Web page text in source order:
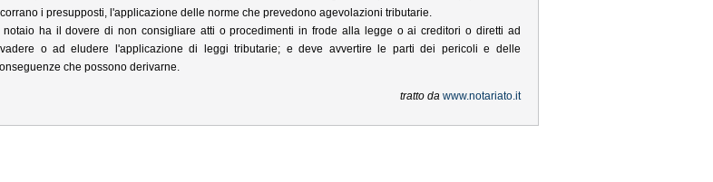
i presupposti, l'applicazione delle norme che prevedono agevolazioni tributarie.
Il notaio ha il dovere di non consigliare atti o procedimenti in frode alla legge o ai creditori o diretti ad
o ad eludere l'applicazione di leggi tributarie; e deve avvertire le parti dei pericoli e delle
che possono derivarne.
tratto da www.notariato.it